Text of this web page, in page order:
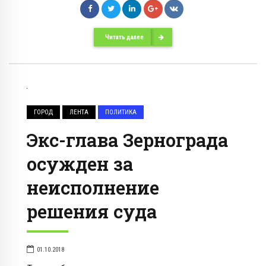
Читать далее
ГОРОД ЛЕНТА ПОЛИТИКА
Экс-глава Зернограда
осужден за
неисполнение
решения суда
01.10.2018